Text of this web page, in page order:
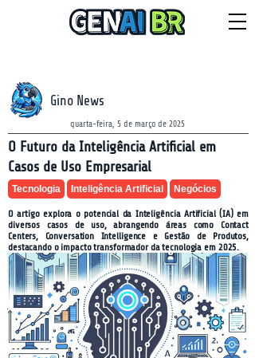
Gino News
quarta-feira, 5 de março de 2025
O Futuro da Inteligência Artificial em
Casos de Uso Empresarial
Tecnologia Inteligência Artificial Negócios
O artigo explora o potencial da Inteligência Artificial (IA) em
diversos casos de uso, abrangendo áreas como Contact
Centers, Conversation Intelligence e Gestão de Produtos,
destacando o impacto transformador da tecnologia em 2025.